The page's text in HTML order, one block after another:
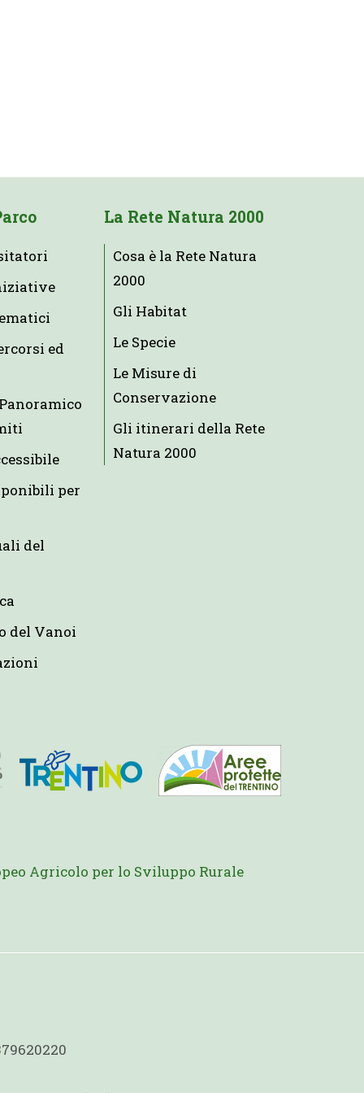
ed
per
del
del Vanoi
La Rete Natura 2000
Cosa è la Rete Natura
2000
Gli Habitat
Le Specie
Le Misure di
Conservazione
Gli itinerari della Rete
Natura 2000
Agricolo per lo Sviluppo Rurale